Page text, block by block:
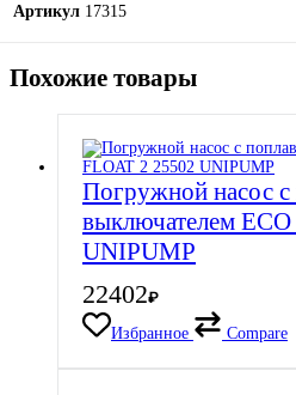
Артикул 17315
Похожие товары
Погружной насос
выключателем
UNIPUMP
22402₽
Избранное
Compare